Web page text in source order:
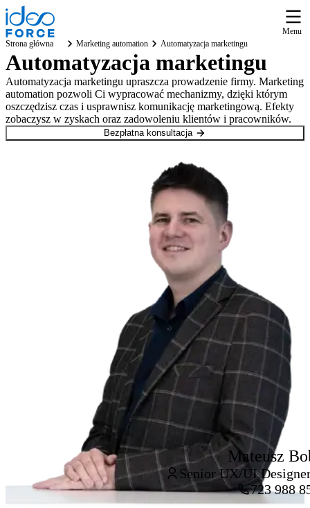
Menu
Strona główna
Marketing automation Automatyzacja marketingu
Automatyzacja marketingu
Automatyzacja marketingu upraszcza prowadzenie firmy. Marketing
automation pozwoli Ci wypracować mechanizmy, dzięki którym
oszczędzisz czas i usprawnisz komunikację marketingową. Efekty
zobaczysz w zyskach oraz zadowoleniu klientów i pracowników.
Bezpłatna konsultacja
Mateusz
Senior UX/UI
723 988